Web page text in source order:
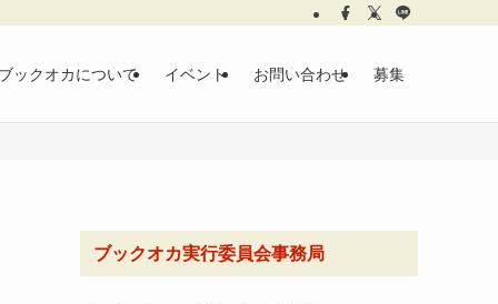
ブックオカについて イベント お問い合わせ 募集
ブックオカ実行委員会事務局